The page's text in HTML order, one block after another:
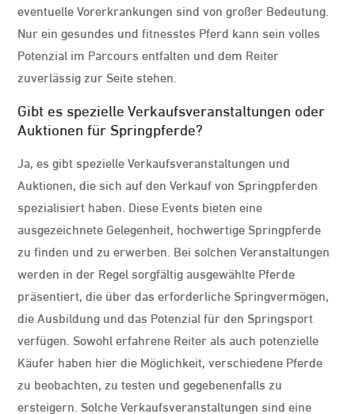
eventuelle Vorerkrankungen sind von großer Bedeutung.
Nur ein gesundes und fitnesstes Pferd kann sein volles
Potenzial im Parcours entfalten und dem Reiter
zuverlässig zur Seite stehen.
Gibt es spezielle Verkaufsveranstaltungen oder
Auktionen für Springpferde?
Ja, es gibt spezielle Verkaufsveranstaltungen und
Auktionen, die sich auf den Verkauf von Springpferden
spezialisiert haben. Diese Events bieten eine
ausgezeichnete Gelegenheit, hochwertige Springpferde
zu finden und zu erwerben. Bei solchen Veranstaltungen
werden in der Regel sorgfältig ausgewählte Pferde
präsentiert, die über das erforderliche Springvermögen,
die Ausbildung und das Potenzial für den Springsport
verfügen. Sowohl erfahrene Reiter als auch potenzielle
Käufer haben hier die Möglichkeit, verschiedene Pferde
zu beobachten, zu testen und gegebenenfalls zu
ersteigern. Solche Verkaufsveranstaltungen sind eine